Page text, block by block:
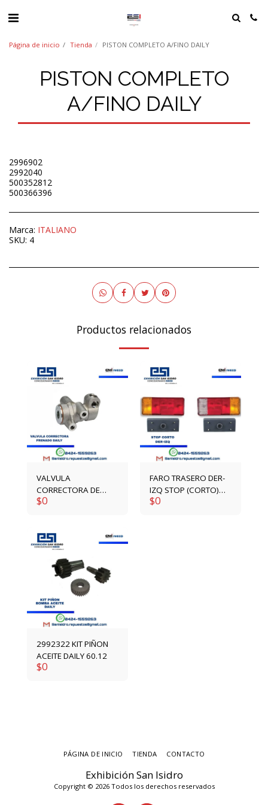
Página de inicio Tienda PISTON COMPLETO A/FINO DAILY
PISTON COMPLETO
A/FINO DAILY
2996902
2992040
500352812
500366396
Marca: ITALIANO
SKU: 4
Productos relacionados
VALVULA
CORRECTORA DE
FRENADO DAILY
$0
FARO TRASERO DER-
IZQ STOP (CORTO)
1904639-1904640
$0
2992322 KIT PIÑON
ACEITE DAILY 60.12
$0
Exhibición San Isidro
Copyright © 2026 Todos los derechos reservados
PÁGINA DE INICIO TIENDA CONTACTO